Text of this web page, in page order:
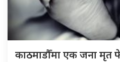
काठमाडौँमा एक जना मृत